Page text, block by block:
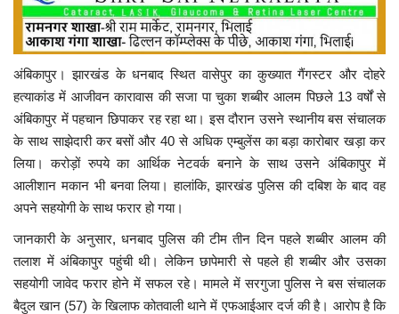
अंबिकापुर। झारखंड के धनबाद स्थित वासेपुर का कुख्यात गैंगस्टर और दोहरे
हत्याकांड में आजीवन कारावास की सजा पा चुका शब्बीर आलम पिछले 13 वर्षों से
अंबिकापुर में पहचान छिपाकर रह रहा था। इस दौरान उसने स्थानीय बस संचालक
के साथ साझेदारी कर बसों और 40 से अधिक एम्बुलेंस का बड़ा कारोबार खड़ा कर
लिया। करोड़ों रुपये का आर्थिक नेटवर्क बनाने के साथ उसने अंबिकापुर में
आलीशान मकान भी बनवा लिया। हालांकि, झारखंड पुलिस की दबिश के बाद वह
अपने सहयोगी के साथ फरार हो गया।
जानकारी के अनुसार, धनबाद पुलिस की टीम तीन दिन पहले शब्बीर आलम की
तलाश में अंबिकापुर पहुंची थी। लेकिन छापेमारी से पहले ही शब्बीर और उसका
सहयोगी जावेद फरार होने में सफल रहे। मामले में सरगुजा पुलिस ने बस संचालक
बैदुल खान (57) के खिलाफ कोतवाली थाने में एफआईआर दर्ज की है। आरोप है कि